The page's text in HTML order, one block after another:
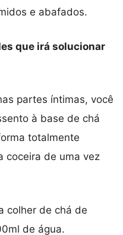
e abafados.
que irá solucionar
partes íntimas, você
à base de chá
totalmente
coceira de uma vez
colher de chá de
de água.